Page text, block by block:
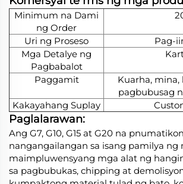
Minimum na Dami
ng Order
Uri ng Proseso
Pag-
Mga Detalye ng
Pagbabalot
Paggamit
Kuarha, mina,
pagbubusag
Kakayahang Suplay
Paglalarawan:
Ang G7, G10, G15 at G20 na
nangangailangan sa isang pamilya ng
maimpluwensyang mga alat ng
sa pagbubukas, chipping at